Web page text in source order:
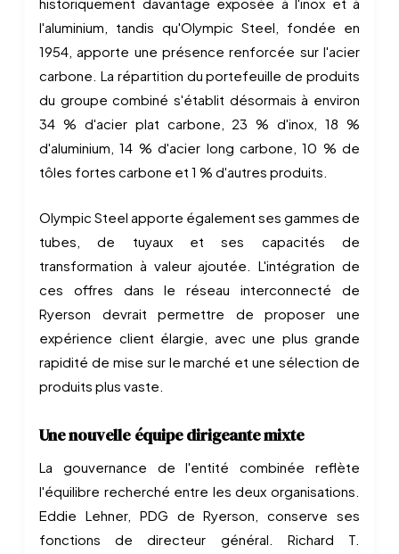
l'aluminium, tandis qu'Olympic Steel, fondée en
1954, apporte une présence renforcée sur l'acier
carbone. La répartition du portefeuille de produits
du groupe combiné s'établit désormais à environ
34 % d'acier plat carbone, 23 % d'inox, 18 %
d'aluminium, 14 % d'acier long carbone, 10 % de
tôles fortes carbone et 1 % d'autres produits.
Olympic Steel apporte également ses gammes de
tubes, de tuyaux et ses capacités de
transformation à valeur ajoutée. L'intégration de
ces offres dans le réseau interconnecté de
Ryerson devrait permettre de proposer une
expérience client élargie, avec une plus grande
rapidité de mise sur le marché et une sélection de
produits plus vaste.
Une nouvelle équipe dirigeante mixte
La gouvernance de l'entité combinée reflète
l'équilibre recherché entre les deux organisations.
Eddie Lehner, PDG de Ryerson, conserve ses
fonctions de directeur général. Richard T.